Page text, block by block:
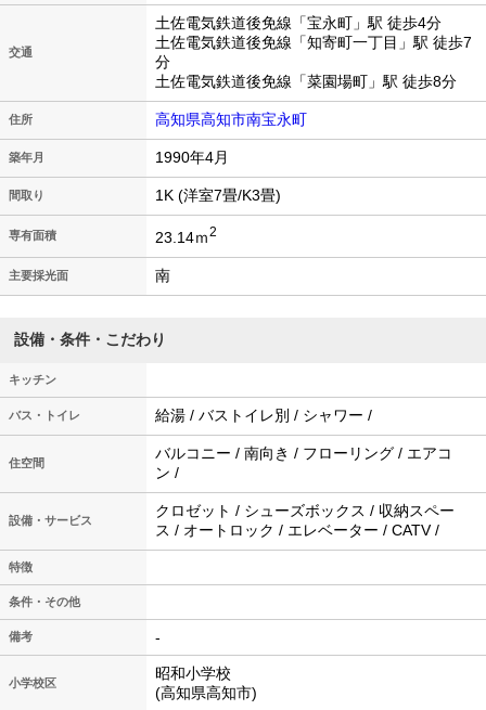
交通
土佐電気鉄道後免線「宝永町」駅 徒歩4分
土佐電気鉄道後免線「知寄町一丁目」駅 徒歩7
分
土佐電気鉄道後免線「菜園場町」駅 徒歩8分
住所 高知県高知市南宝永町
築年月 1990年4月
間取り 1K (洋室7畳/K3畳)
専有面積 23.14ｍ2
主要採光面 南
設備・条件・こだわり
キッチン
バス・トイレ 給湯 / バストイレ別 / シャワー /
住空間
バルコニー / 南向き / フローリング / エアコ
ン /
設備・サービス
クロゼット / シューズボックス / 収納スペー
ス / オートロック / エレベーター / CATV /
特徴
条件・その他
備考 -
小学校区
昭和小学校
(高知県高知市)